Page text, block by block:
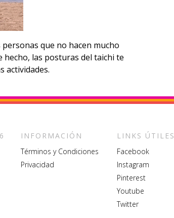
que no hacen mucho
las posturas del taichi te
actividades.
INFORMACIÓN
Términos y Condiciones
Privacidad
LINKS ÚTILES
Facebook
Instagram
Pinterest
Youtube
Twitter